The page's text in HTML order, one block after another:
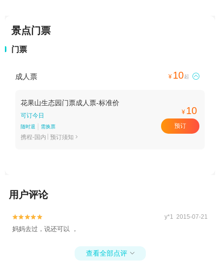
景点门票
门票
成人票 ¥ 10起 
花果山生态园门票成人票-标准价
可订今日
随时退 需换票
携程-国内 预订须知 
¥ 10
预订
用户评论

 y*1 2015-07-21
妈妈去过，说还可以 ，
查看全部点评 